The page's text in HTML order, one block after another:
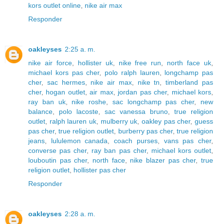
kors outlet online nike air max
Responder
oakleyses 2:25 a. m.
nike air force, hollister uk, nike free run north face uk
michael kors pas cher, polo ralph lauren
longchamp pas
cher, sac hermes, nike air max, nike tn ,timberland pas
cher, hogan outlet,air max, jordan pas cher, michael kors
ray ban uk, nike roshe sac longchamp pas cher, new
balance
polo lacoste sac vanessa bruno
true religion
outlet
ralph lauren uk mulberry uk ,oakley pas cher,guess
pas cher,true religion outlet burberry pas cher, true religion
jeans
lululemon canada ,coach purses, vans pas cher,
converse pas cher, ray ban pas cher, michael kors outlet
louboutin pas cher, north face, nike blazer pas cher,true
religion outlet hollister pas cher
Responder
oakleyses 2:28 a. m.